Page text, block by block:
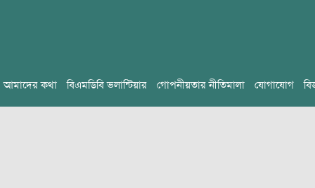
আমাদের কথা বিএমডিবি ভলান্টিয়ার গোপনীয়তার নীতিমালা যোগাযোগ